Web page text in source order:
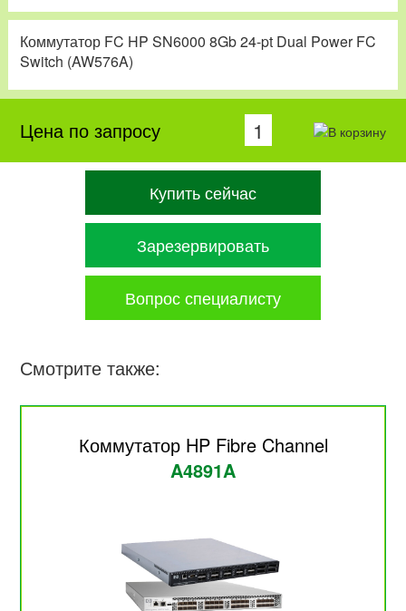
Коммутатор FC HP SN6000 8Gb 24-pt Dual Power FC
Switch (AW576A)
Цена по запросу
Купить сейчас
Зарезервировать
Вопрос специалисту
Смотрите также:
Коммутатор HP Fibre Channel
A4891A